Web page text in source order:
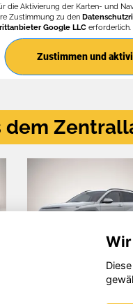
die Aktivierung der Karten- und
Zustimmung zu den
Google LLCerforderlich.
Zustimmen und
dem